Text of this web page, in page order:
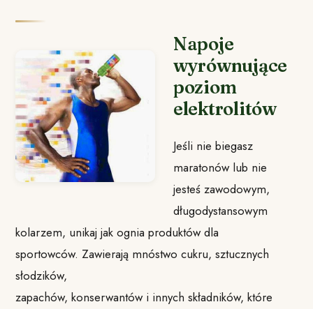
Napoje
wyrównujące
poziom
elektrolitów
Jeśli nie biegasz
maratonów lub nie
jesteś zawodowym,
długodystansowym
kolarzem, unikaj jak ognia produktów dla
sportowców. Zawierają mnóstwo cukru, sztucznych
słodzików,
zapachów, konserwantów i innych składników, które